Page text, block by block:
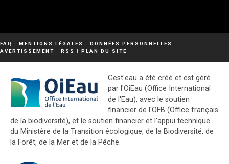
FAQ | MENTIONS LÉGALES | DONNÉES PERSONNELLES
|
AVERTISSEMENT | RSS | PLAN DU SITE
Gest'eau a été créé et est géré
par l'OiEau (Office International
de l'Eau), avec le soutien
financier de l'OFB (Office français
de la biodiversité), et le soutien financier et l'appui technique
du Ministère de la Transition écologique, de la Biodiversité, de
la Forêt, de la Mer et de la Pêche.